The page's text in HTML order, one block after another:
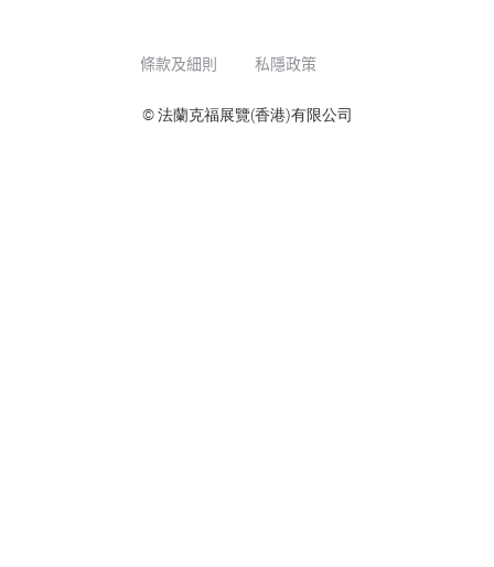
條款及細則 私隱政策
© 法蘭克福展覽(香港)有限公司